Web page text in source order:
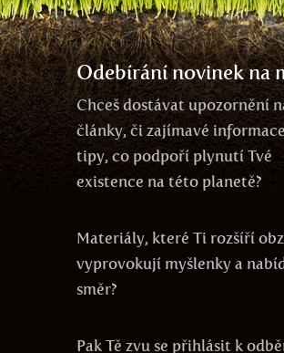
agrese DNApropojenost
Odebírání novinek na
Chceš dostávat upozornění
články, či zajímavé
tipy, co podpoří plynutí Tvé
existence na této planetě?
Materiály, které Ti rozšíří
vyprovokují myšlenky a
směr?
Pak Tě zvu se přihlásit k